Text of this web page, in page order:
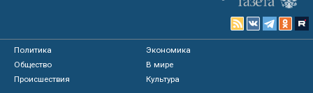
Политика
Экономика
Общество
В мире
Происшествия
Культура